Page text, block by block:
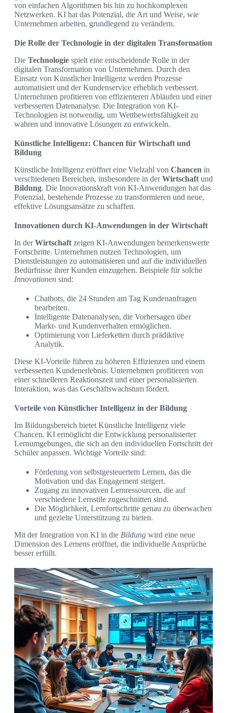
von einfachen Algorithmen bis hin zu hochkomplexen
Netzwerken. KI hat das Potenzial, die Art und Weise, wie
Unternehmen arbeiten, grundlegend zu verändern.
Die Rolle der Technologie in der digitalen Transformation
Die Technologie spielt eine entscheidende Rolle in der
digitalen Transformation von Unternehmen. Durch den
Einsatz von Künstlicher Intelligenz werden Prozesse
automatisiert und der Kundenservice erheblich verbessert.
Unternehmen profitieren von effizienteren Abläufen und einer
verbesserten Datenanalyse. Die Integration von KI-
Technologien ist notwendig, um Wettbewerbsfähigkeit zu
wahren und innovative Lösungen zu entwickeln.
Künstliche Intelligenz: Chancen für Wirtschaft und
Bildung
Künstliche Intelligenz eröffnet eine Vielzahl von Chancen in
verschiedenen Bereichen, insbesondere in derWirtschaft und
Bildung. Die Innovationskraft von KI-Anwendungen hat das
Potenzial, bestehende Prozesse zu transformieren und neue,
effektive Lösungsansätze zu schaffen.
Innovationen durch KI-Anwendungen in der Wirtschaft
In derWirtschaft zeigen KI-Anwendungen bemerkenswerte
Fortschritte. Unternehmen nutzen Technologien, um
Dienstleistungen zu automatisieren und auf die individuellen
Bedürfnisse ihrer Kunden einzugehen. Beispiele für solche
Innovationen sind:
Chatbots, die 24 Stunden am Tag Kundenanfragen
bearbeiten.
Intelligente Datenanalysen, die Vorhersagen über
Markt- und Kundenverhalten ermöglichen.
Optimierung von Lieferketten durch prädiktive
Analytik.
Diese KI-Vorteile führen zu höheren Effizienzen und einem
verbesserten Kundenerlebnis. Unternehmen profitieren von
einer schnelleren Reaktionszeit und einer personalisierten
Interaktion, was das Geschäftswachstum fördert.
Vorteile von Künstlicher Intelligenz in der Bildung
Im Bildungsbereich bietet Künstliche Intelligenz viele
Chancen. KI ermöglicht die Entwicklung personalisierter
Lernumgebungen, die sich an den individuellen Fortschritt der
Schüler anpassen. Wichtige Vorteile sind:
Förderung von selbstgesteuertem Lernen, das die
Motivation und das Engagement steigert.
Zugang zu innovativen Lernressourcen, die auf
verschiedene Lernstile zugeschnitten sind.
Die Möglichkeit, Lernfortschritte genau zu überwachen
und gezielte Unterstützung zu bieten.
Mit der Integration von KI in die Bildung wird eine neue
Dimension des Lernens eröffnet, die individuelle Ansprüche
besser erfüllt.